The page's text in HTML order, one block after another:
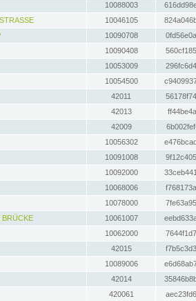
10088003
10046105
10090708
10090408
10053009
10054500
42011
42013
42009
10056302
10091008
10092000
10068006
10078000
BRÜCKE
10061007
10062000
42015
10089006
42014
420061